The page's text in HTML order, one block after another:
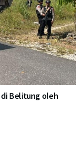
di Belitung oleh